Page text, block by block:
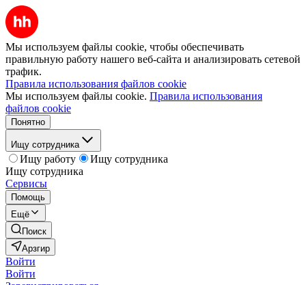
Мы используем файлы cookie, чтобы обеспечивать
правильную работу нашего веб-сайта и анализировать сетевой
трафик.
Правила использования файлов cookie
Мы используем файлы cookie. Правила использования
файлов cookie
Понятно
Ищу сотрудника
Ищу работу
Ищу сотрудника
Ищу сотрудника
Сервисы
Помощь
Ещё
Поиск
Арзгир
Войти
Войти